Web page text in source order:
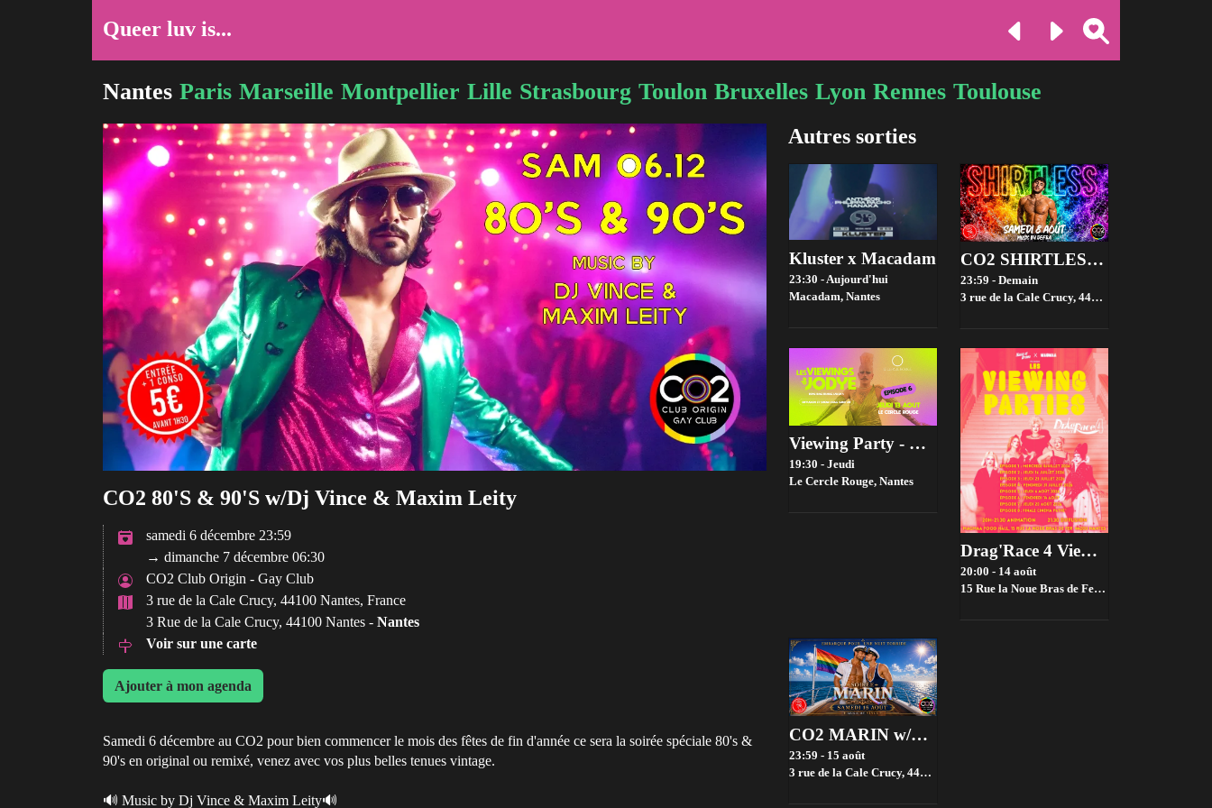
Queer luv is...
Nantes Paris Marseille Montpellier Lille Strasbourg Toulon Bruxelles Lyon Rennes Toulouse
CO2 80'S & 90'S w/Dj Vince & Maxim Leity
samedi 6 décembre 23:59
→ dimanche 7 décembre 06:30
CO2 Club Origin - Gay Club
3 rue de la Cale Crucy, 44100 Nantes, France
3 Rue de la Cale Crucy, 44100 Nantes - Nantes
Voir sur une carte
Ajouter à mon agenda
Samedi 6 décembre au CO2 pour bien commencer le mois des fêtes de fin d'année ce sera la soirée spéciale 80's &
90's en original ou remixé, venez avec vos plus belles tenues vintage.
🔊 Music by Dj Vince & Maxim Leity🔊
Autres sorties
Kluster x Macadam
23:30 - Aujourd'hui
Macadam, Nantes
CO2 SHIRTLESS w/Defra
23:59 - Demain
3 rue de la Cale Crucy, 44100 Nantes, France,
Viewing Party - Drag race france Saison 4 - Episode 6
19:30 - Jeudi
Le Cercle Rouge, Nantes
Drag'Race 4 Viewing parties par House of drama 👑✨
20:00 - 14 août
15 Rue la Noue Bras de Fer, 44200 Nantes, France,
CO2 MARIN w/Vince
23:59 - 15 août
3 rue de la Cale Crucy, 44100 Nantes, France,